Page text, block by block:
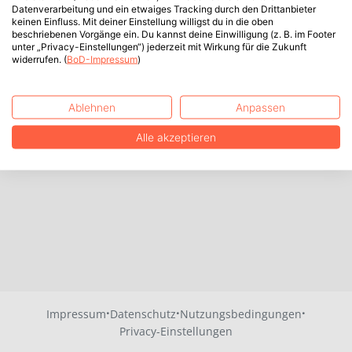
Impressum·Datenschutz·Nutzungsbedingungen·
Privacy-Einstellungen
Datenverarbeitung und ein etwaiges Tracking durch den Drittanbieter
keinen Einfluss. Mit deiner Einstellung willigst du in die oben
beschriebenen Vorgänge ein. Du kannst deine Einwilligung (z. B. im Footer
unter „Privacy-Einstellungen“) jederzeit mit Wirkung für die Zukunft
widerrufen. (BoD-Impressum)
Ablehnen Anpassen
Alle akzeptieren